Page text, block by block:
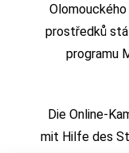
prostředků
programu
Die Online-
mit Hilfe des